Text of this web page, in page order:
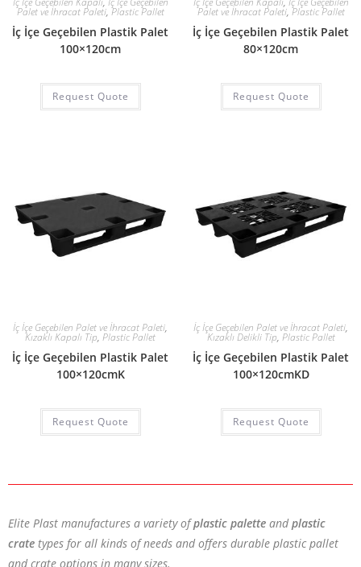
Palet ve İhracat Paleti, Plastic Pallet
İç İçe Geçebilen Plastik Palet
100×120cm
Request Quote
Palet ve İhracat Paleti, Plastic Pallet
İç İçe Geçebilen Plastik Palet
80×120cm
Request Quote
İç İçe Geçebilen Palet ve İhracat Paleti,
Kızaklı Kapalı Tip, Plastic Pallet
İç İçe Geçebilen Plastik Palet
100×120cmK
Request Quote
İç İçe Geçebilen Palet ve İhracat Paleti,
Kızaklı Delikli Tip, Plastic Pallet
İç İçe Geçebilen Plastik Palet
100×120cmKD
Request Quote
Elite Plast manufactures a variety ofplastic palette andplastic
crate types for all kinds of needs and offers durable plastic pallet
and crate options in many sizes.